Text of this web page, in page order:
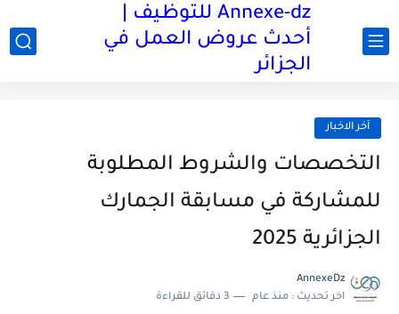
Annexe-dz للتوظيف |
أحدث عروض العمل في
الجزائر
آخر الاخبار
التخصصات والشروط المطلوبة
للمشاركة في مسابقة الجمارك
الجزائرية 2025
AnnexeDz
اخر تحديث : منذ عام 3 دقائق للقراءة